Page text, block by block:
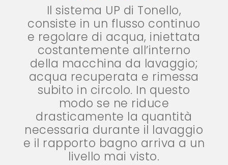
Il sistema UP di Tonello,
consiste in un flusso continuo
e regolare di acqua, iniettata
costantemente all’interno
della macchina da lavaggio;
acqua recuperata e rimessa
subito in circolo. In questo
modo se ne riduce
drasticamente la quantità
necessaria durante il lavaggio
e il rapporto bagno arriva a un
livello mai visto.